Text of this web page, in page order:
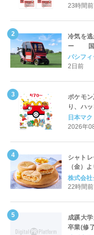
23時間前
冷気を
ー 国
Cart（
パシフィ
2日前
ポケモ
り、ハ
定登場
日本マ
2026年
シャト
（金）
株式会社
22時間前
成蹊大
卒業(修